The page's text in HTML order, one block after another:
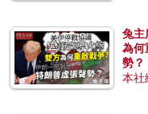
兔主
為何
勢？
本社